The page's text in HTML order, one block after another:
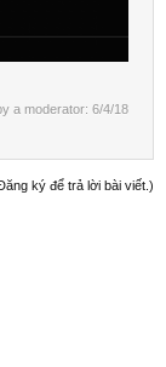
a moderator: 6/4/18
ký để trả lời bài viết.)